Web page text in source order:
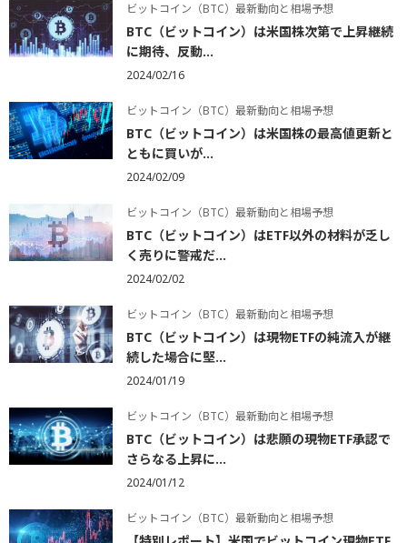
ビットコイン（BTC）最新動向と相場予想
BTC（ビットコイン）は米国株次第で上昇継続
に期待、反動...
2024/02/16
ビットコイン（BTC）最新動向と相場予想
BTC（ビットコイン）は米国株の最高値更新と
ともに買いが...
2024/02/09
ビットコイン（BTC）最新動向と相場予想
BTC（ビットコイン）はETF以外の材料が乏し
く売りに警戒だ...
2024/02/02
ビットコイン（BTC）最新動向と相場予想
BTC（ビットコイン）は現物ETFの純流入が継
続した場合に堅...
2024/01/19
ビットコイン（BTC）最新動向と相場予想
BTC（ビットコイン）は悲願の現物ETF承認で
さらなる上昇に...
2024/01/12
ビットコイン（BTC）最新動向と相場予想